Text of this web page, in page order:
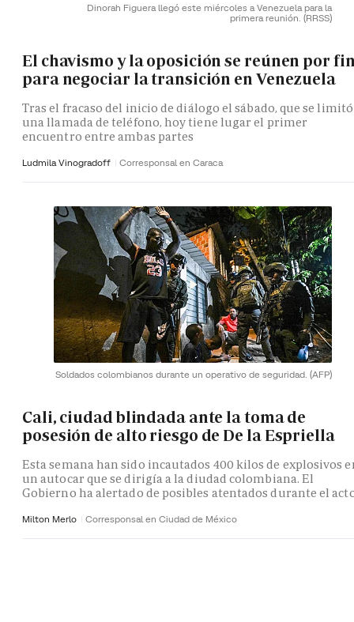
Dinorah Figuera llegó este miércoles a Venezuela para la
primera reunión. (RRSS)
El chavismo y la oposición se reúnen por
para negociar la transición en Venezuela
Tras el fracaso del inicio de diálogo el sábado, que se
una llamada de teléfono, hoy tiene lugar el primer
encuentro entre ambas partes
Ludmila Vinogradoff Corresponsal en Caraca
Soldados colombianos durante un operativo de seguridad. (AFP)
Cali, ciudad blindada ante la toma de
posesión de alto riesgo de De la Espriella
Esta semana han sido incautados 400 kilos de explosivos
un autocar que se dirigía a la diudad colombiana. El
Gobierno ha alertado de posibles atentados durante el
Milton Merlo Corresponsal en Ciudad de México